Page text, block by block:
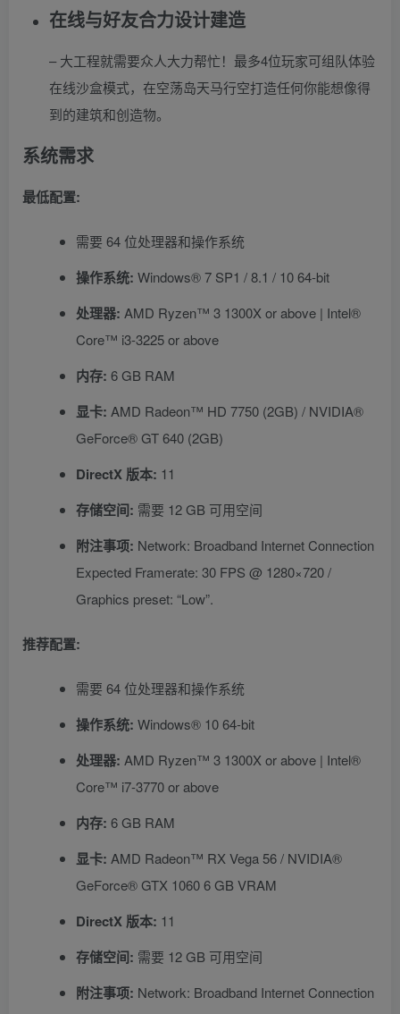
在线与好友合力设计建造
– 大工程就需要众人大力帮忙！最多4位玩家可组队体验
在线沙盒模式，在空荡岛天马行空打造任何你能想像得
到的建筑和创造物。
系统需求
最低配置:
需要 64 位处理器和操作系统
操作系统: Windows® 7 SP1 / 8.1 / 10 64-bit
处理器: AMD Ryzen™ 3 1300X or above | Intel®
Core™ i3-3225 or above
内存: 6 GB RAM
显卡: AMD Radeon™ HD 7750 (2GB) / NVIDIA®
GeForce® GT 640 (2GB)
DirectX 版本: 11
存储空间: 需要 12 GB 可用空间
附注事项: Network: Broadband Internet Connection
Expected Framerate: 30 FPS @ 1280×720 /
Graphics preset: “Low”.
推荐配置:
需要 64 位处理器和操作系统
操作系统: Windows® 10 64-bit
处理器: AMD Ryzen™ 3 1300X or above | Intel®
Core™ i7-3770 or above
内存: 6 GB RAM
显卡: AMD Radeon™ RX Vega 56 / NVIDIA®
GeForce® GTX 1060 6 GB VRAM
DirectX 版本: 11
存储空间: 需要 12 GB 可用空间
附注事项: Network: Broadband Internet Connection